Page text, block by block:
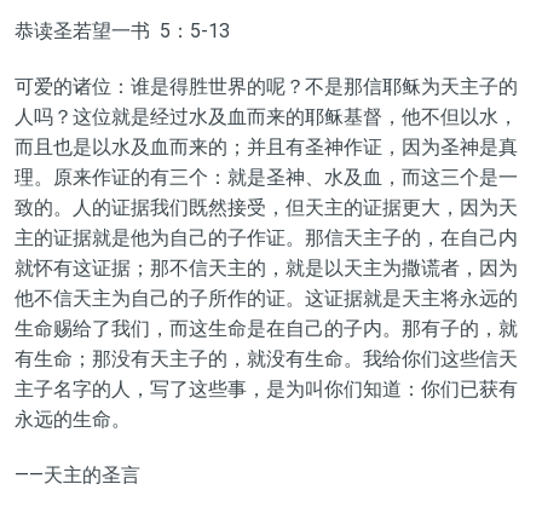
恭读圣若望一书 5：5-13
可爱的诸位：谁是得胜世界的呢？不是那信耶稣为天主子的
人吗？这位就是经过水及血而来的耶稣基督，他不但以水，
而且也是以水及血而来的；并且有圣神作证，因为圣神是真
理。原来作证的有三个：就是圣神、水及血，而这三个是一
致的。人的证据我们既然接受，但天主的证据更大，因为天
主的证据就是他为自己的子作证。那信天主子的，在自己内
就怀有这证据；那不信天主的，就是以天主为撒谎者，因为
他不信天主为自己的子所作的证。这证据就是天主将永远的
生命赐给了我们，而这生命是在自己的子内。那有子的，就
有生命；那没有天主子的，就没有生命。我给你们这些信天
主子名字的人，写了这些事，是为叫你们知道：你们已获有
永远的生命。
——天主的圣言